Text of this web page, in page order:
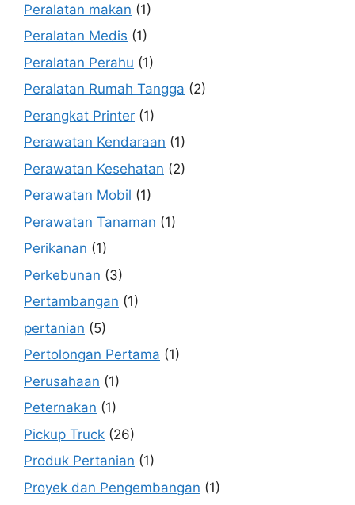
Peralatan makan (1)
Peralatan Medis (1)
Peralatan Perahu (1)
Peralatan Rumah Tangga (2)
Perangkat Printer (1)
Perawatan Kendaraan (1)
Perawatan Kesehatan (2)
Perawatan Mobil (1)
Perawatan Tanaman (1)
Perikanan (1)
Perkebunan (3)
Pertambangan (1)
pertanian (5)
Pertolongan Pertama (1)
Perusahaan (1)
Peternakan (1)
Pickup Truck (26)
Produk Pertanian (1)
Proyek dan Pengembangan (1)